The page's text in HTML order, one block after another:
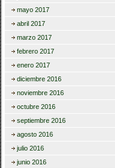
mayo 2017
abril 2017
marzo 2017
febrero 2017
enero 2017
diciembre 2016
noviembre 2016
octubre 2016
septiembre 2016
agosto 2016
julio 2016
junio 2016